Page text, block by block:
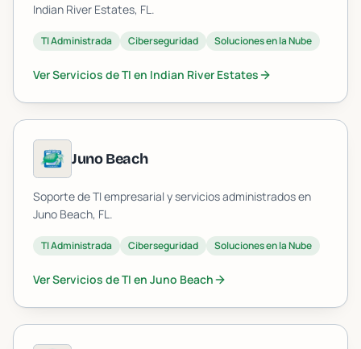
Indian River Estates, FL.
TI Administrada Ciberseguridad Soluciones en la Nube
Ver Servicios de TI en Indian River Estates
Juno Beach
Soporte de TI empresarial y servicios administrados en
Juno Beach, FL.
TI Administrada Ciberseguridad Soluciones en la Nube
Ver Servicios de TI en Juno Beach